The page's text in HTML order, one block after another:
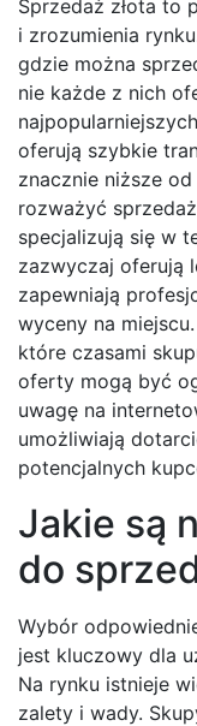
Sprzedaż złota to
i zrozumienia
gdzie można
nie każde z nich
oferują szybkie
znacznie niższe
rozważyć
specjalizują się w
zazwyczaj oferują
zapewniają
wyceny na
które czasami
oferty mogą być
uwagę na
umożliwiają
potencjalnych
Jakie są
do
Wybór
jest kluczowy dla
Na rynku istnieje
zalety i wady.